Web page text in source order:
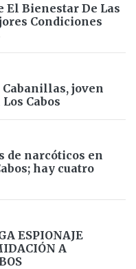
El Bienestar De Las
Condiciones
joven
Cabos
de narcóticos en
hay cuatro
ESPIONAJE
A